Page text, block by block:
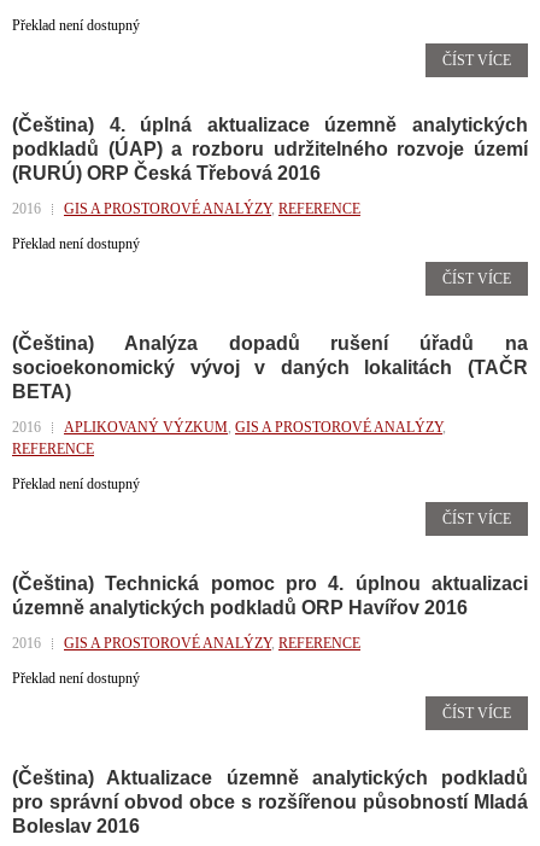
Překlad není dostupný
ČÍST VÍCE
(Čeština) 4. úplná aktualizace územně analytických
podkladů (ÚAP) a rozboru udržitelného rozvoje území
(RURÚ) ORP Česká Třebová 2016
2016 GIS A PROSTOROVÉ ANALÝZY, REFERENCE
Překlad není dostupný
ČÍST VÍCE
(Čeština) Analýza dopadů rušení úřadů na
socioekonomický vývoj v daných lokalitách (TAČR
BETA)
2016 APLIKOVANÝ VÝZKUM, GIS A PROSTOROVÉ ANALÝZY,
REFERENCE
Překlad není dostupný
ČÍST VÍCE
(Čeština) Technická pomoc pro 4. úplnou aktualizaci
územně analytických podkladů ORP Havířov 2016
2016 GIS A PROSTOROVÉ ANALÝZY, REFERENCE
Překlad není dostupný
ČÍST VÍCE
(Čeština) Aktualizace územně analytických podkladů
pro správní obvod obce s rozšířenou působností Mladá
Boleslav 2016